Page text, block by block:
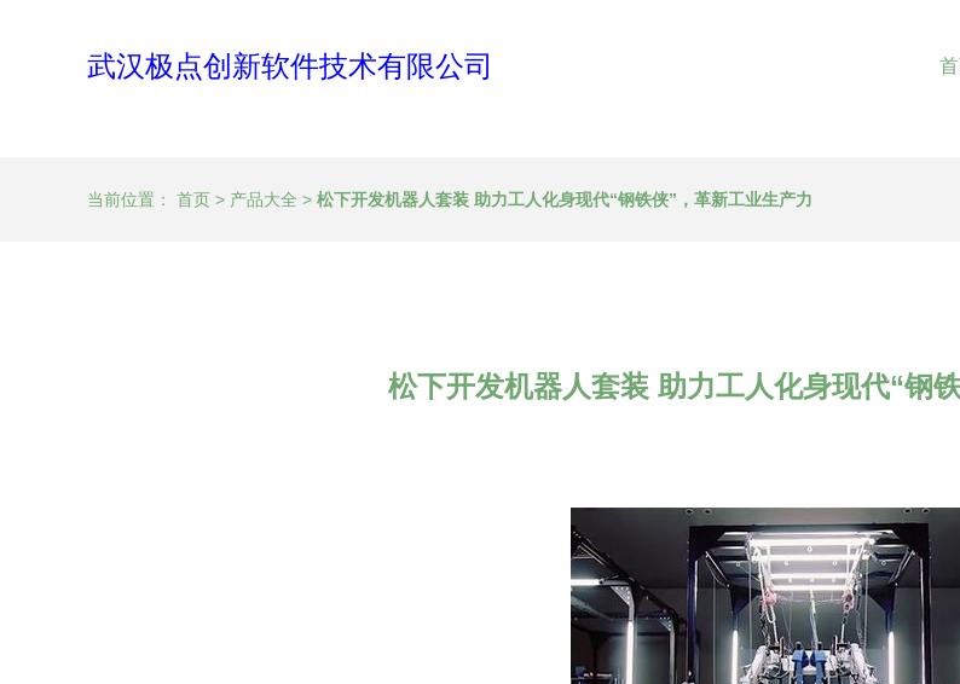
武汉极点创新软件技术有限公司
当前位置： 首页 > 产品大全 > 松下开发机器人套装 助力工人化身现代“钢铁侠”，革新工业生产力
松下开发机器人套装 助力工人化身现代“钢